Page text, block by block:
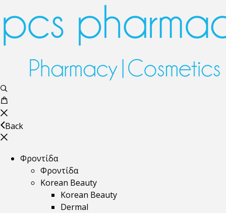
Back
Φροντίδα
Φροντίδα
Korean Beauty
Korean Beauty
Dermal